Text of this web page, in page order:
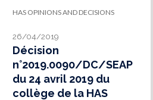
HAS OPINIONS AND DECISIONS
26/04/2019
Décision
n°2019.0090/DC/SEAP
du 24 avril 2019 du
collège de la HAS